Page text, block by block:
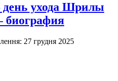
день ухода Шрилы
27 грудня 2025